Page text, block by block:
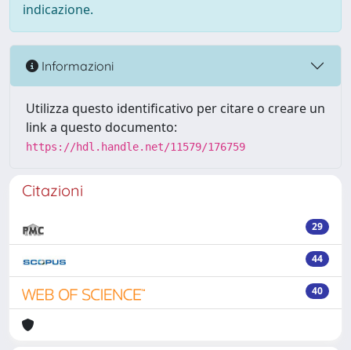
indicazione.
Informazioni
Utilizza questo identificativo per citare o creare un
link a questo documento:
https://hdl.handle.net/11579/176759
Citazioni
29
44
40